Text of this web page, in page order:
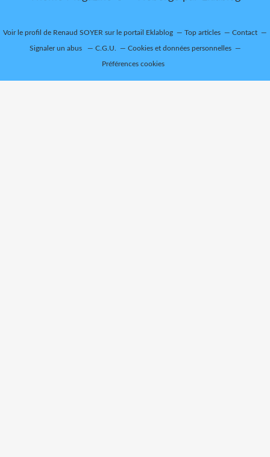
Voir le profil de Renaud SOYER sur le portail Eklablog Top articles Contact
Signaler un abus C.G.U. Cookies et données personnelles
Préférences cookies